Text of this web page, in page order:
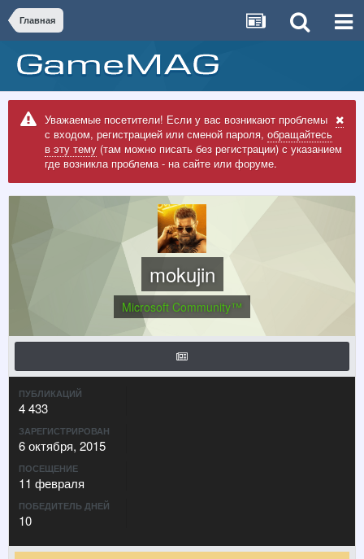
Главная
Уважаемые посетители! Если у вас возникают проблемы
с входом, регистрацией или сменой пароля, обращайтесь
в эту тему (там можно писать без регистрации) с указанием
где возникла проблема - на сайте или форуме.
mokujin
Microsoft Community™
ПУБЛИКАЦИЙ
4 433
ЗАРЕГИСТРИРОВАН
6 октября, 2015
ПОСЕЩЕНИЕ
11 февраля
ПОБЕДИТЕЛЬ ДНЕЙ
10